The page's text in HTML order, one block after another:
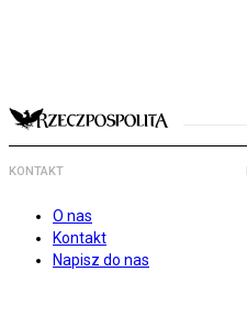
KONTAKT
O nas
Kontakt
Napisz do nas